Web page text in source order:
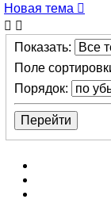
Новая тема
Показать:
Поле
Порядок: